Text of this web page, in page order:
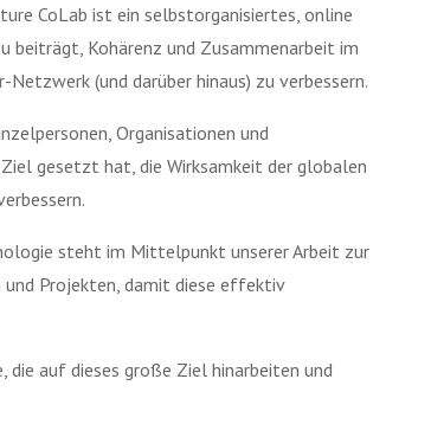
CoLab ist ein selbstorganisiertes, online
beiträgt, Kohärenz und Zusammenarbeit im
(und darüber hinaus) zu verbessern.
Organisationen und
gesetzt hat, die Wirksamkeit der globalen
steht im Mittelpunkt unserer Arbeit zur
Projekten, damit diese effektiv
die auf dieses große Ziel hinarbeiten und